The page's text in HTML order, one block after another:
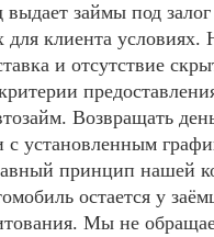
займы под
клиента условиях.
и отсутствие
Возвращать
с установленным
принцип нашей
остается у
Мы не